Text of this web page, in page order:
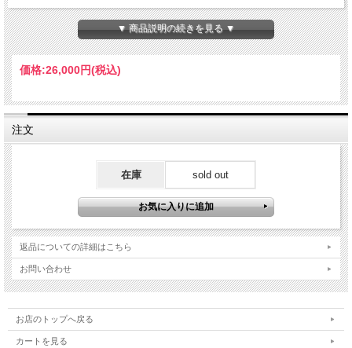
▼ 商品説明の続きを見る ▼
価格:26,000円(税込)
注文
在庫 sold out
返品についての詳細はこちら
お問い合わせ
お店のトップへ戻る
カートを見る